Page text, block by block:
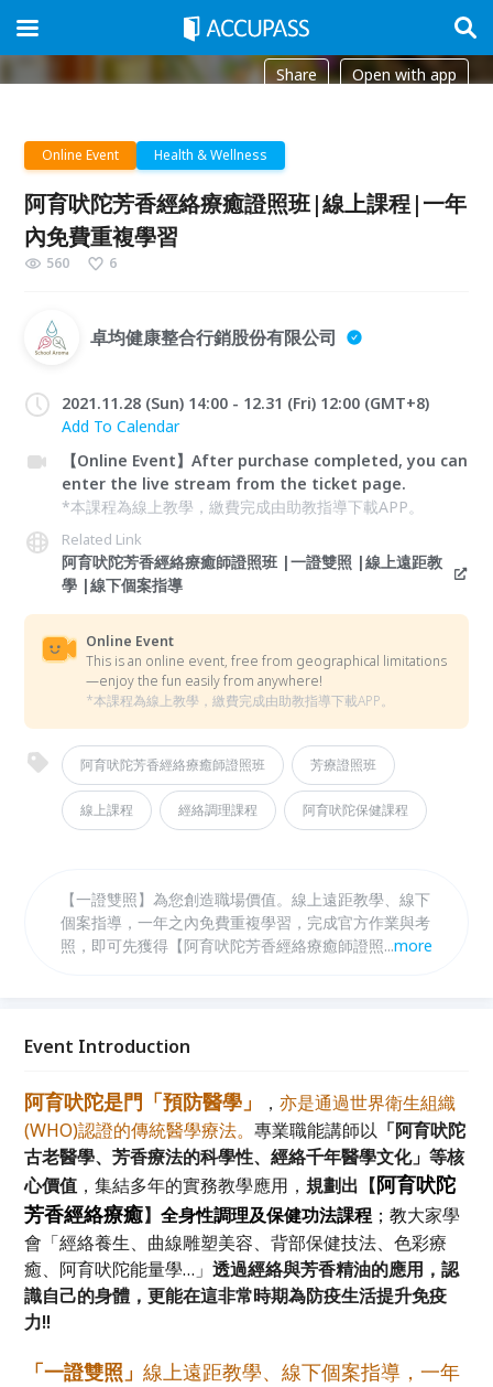
Share Open with app
Online Event Health & Wellness
阿育吠陀芳香經絡療癒證照班|線上課程|一年
內免費重複學習
560 6
卓均健康整合行銷股份有限公司
2021.11.28 (Sun) 14:00 - 12.31 (Fri) 12:00 (GMT+8)
Add To Calendar
【Online Event】After purchase completed, you can
enter the live stream from the ticket page.
*本課程為線上教學，繳費完成由助教指導下載APP。
Related Link
阿育吠陀芳香經絡療癒師證照班 |一證雙照 |線上遠距教
學 |線下個案指導
Online Event
This is an online event, free from geographical limitations
—enjoy the fun easily from anywhere!
*本課程為線上教學，繳費完成由助教指導下載APP。
阿育吠陀芳香經絡療癒師證照班 芳療證照班
線上課程 經絡調理課程 阿育吠陀保健課程
【一證雙照】為您創造職場價值。線上遠距教學、線下
個案指導，一年之內免費重複學習，完成官方作業與考
照，即可先獲得【阿育吠陀芳香經絡療癒師證照】，延
陀芳香經絡療癒證照班】全身性調理及保健功法課程；
生活提升免疫力!富麗佳人|卓均健康整合|證照班線上
課程。
...more
Event Introduction
阿育吠陀是門「預防醫學」 ，亦是通過世界衛生組織
(WHO)認證的傳統醫學療法。專業職能講師以 「阿育吠陀
古老醫學、芳香療法的科學性、經絡千年醫學文化」等核
心價值 ，集結多年的實務教學應用，規劃出 【阿育吠陀
芳香經絡療癒】全身性調理及保健功法課程 ；教大家學
會「經絡養生、曲線雕塑美容、背部保健技法、色彩療
癒、阿育吠陀能量學…」透過經絡與芳香精油的應用，認
識自己的身體，更能在這非常時期為防疫生活提升免疫
力!!
「一證雙照」線上遠距教學、線下個案指導，一年